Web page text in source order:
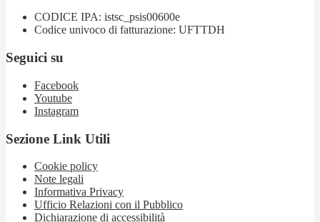
CODICE IPA: istsc_psis00600e
Codice univoco di fatturazione: UFTTDH
Seguici su
Facebook
Youtube
Instagram
Sezione Link Utili
Cookie policy
Note legali
Informativa Privacy
Ufficio Relazioni con il Pubblico
Dichiarazione di accessibilità